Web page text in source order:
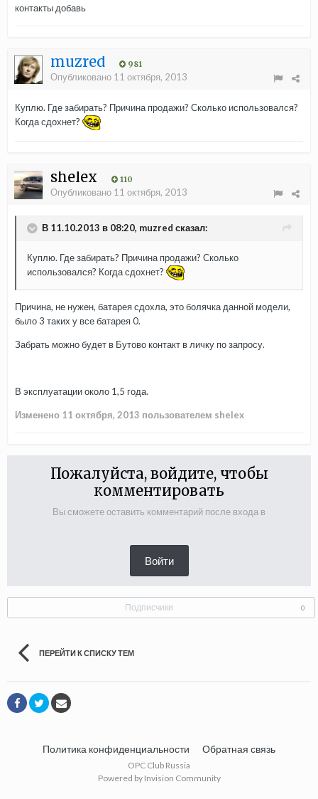
контакты добавь
muzred 981
Опубликовано 11 октября, 2013
Куплю. Где забирать? Причина продажи? Сколько использовался?
Когда сдохнет?
shelex 110
Опубликовано 11 октября, 2013
В 11.10.2013 в 08:20, muzred сказал:
Куплю. Где забирать? Причина продажи? Сколько
использовался? Когда сдохнет?
Причина, не нужен, батарея сдохла, это болячка данной модели,
было 3 таких у все батарея 0.
Забрать можно будет в Бутово контакт в личку по запросу.
В эксплуатации около 1,5 года.
Изменено 11 октября, 2013 пользователем shelex
Пожалуйста, войдите, чтобы
комментировать
Вы сможете оставить комментарий после входа в
Войти
Подписчики 0
ПЕРЕЙТИ К СПИСКУ ТЕМ
Политика конфиденциальности Обратная связь
OPC Club Russia
Powered by Invision Community